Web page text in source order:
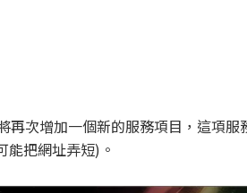
次增加一個新的服務項目，這項
把網址弄短)。